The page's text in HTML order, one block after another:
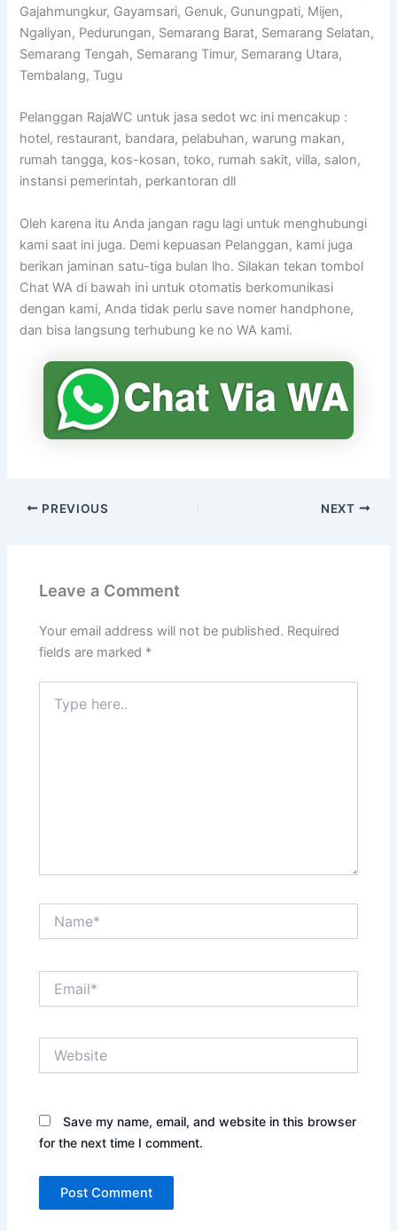
Gajahmungkur, Gayamsari, Genuk, Gunungpati, Mijen,
Ngaliyan, Pedurungan, Semarang Barat, Semarang Selatan,
Semarang Tengah, Semarang Timur, Semarang Utara,
Tembalang, Tugu
Pelanggan RajaWC untuk jasa sedot wc ini mencakup :
hotel, restaurant, bandara, pelabuhan, warung makan,
rumah tangga, kos-kosan, toko, rumah sakit, villa, salon,
instansi pemerintah, perkantoran dll
Oleh karena itu Anda jangan ragu lagi untuk menghubungi
kami saat ini juga. Demi kepuasan Pelanggan, kami juga
berikan jaminan satu-tiga bulan lho. Silakan tekan tombol
Chat WA di bawah ini untuk otomatis berkomunikasi
dengan kami, Anda tidak perlu save nomer handphone,
dan bisa langsung terhubung ke no WA kami.
PREVIOUS NEXT
Leave a Comment
Your email address will not be published. Required
fields are marked *
here..
Save my name, email, and website in this browser
for the next time I comment.